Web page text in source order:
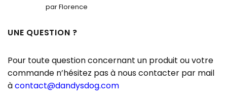
Note5sur
5
par Florence
UNE QUESTION ?
Pour toute question concernant un produit ou votre
commande n’hésitez pas à nous contacter par mail
àcontact@dandysdog.com